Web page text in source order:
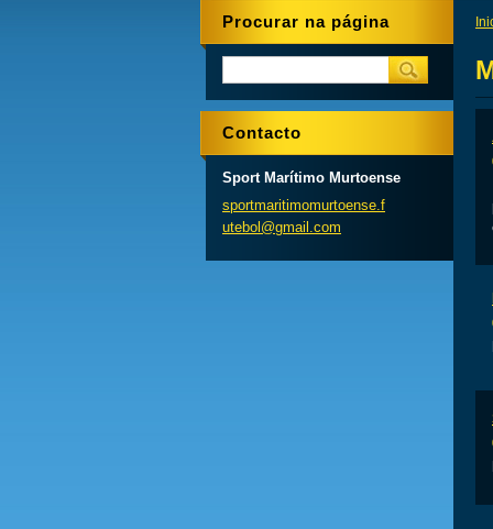
Procurar na página
Contacto
Sport Marítimo Murtoense
sportmaritimomurtoense.f
utebol@gmail.com